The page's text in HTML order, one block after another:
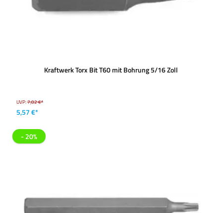
Kraftwerk Torx Bit T60 mit Bohrung 5/16 Zoll
UVP:7,02 €*
5,57 €*
- 20%